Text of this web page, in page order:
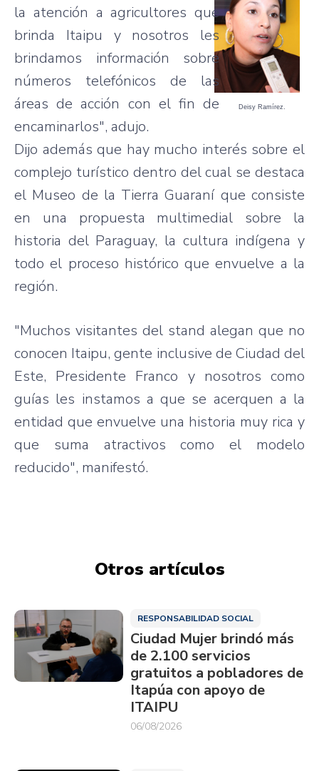
Deisy Ramírez.
la atención a agricultores que
brinda Itaipu y nosotros les
brindamos información sobre
números telefónicos de las
áreas de acción con el fin de
encaminarlos", adujo.
Dijo además que hay mucho interés sobre el
complejo turístico dentro del cual se destaca
el Museo de la Tierra Guaraní que consiste
en una propuesta multimedial sobre la
historia del Paraguay, la cultura indígena y
todo el proceso histórico que envuelve a la
región.
"Muchos visitantes del stand alegan que no
conocen Itaipu, gente inclusive de Ciudad del
Este, Presidente Franco y nosotros como
guías les instamos a que se acerquen a la
entidad que envuelve una historia muy rica y
que suma atractivos como el modelo
reducido", manifestó.
Otros artículos
RESPONSABILIDAD SOCIAL
Ciudad Mujer brindó más
de 2.100 servicios
gratuitos a pobladores de
Itapúa con apoyo de
ITAIPU
06/08/2026